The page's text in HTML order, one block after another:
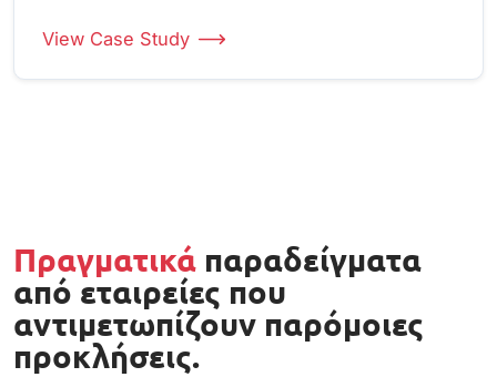
View Case Study
Πραγματικά παραδείγματα
από εταιρείες που
αντιμετωπίζουν παρόμοιες
προκλήσεις.